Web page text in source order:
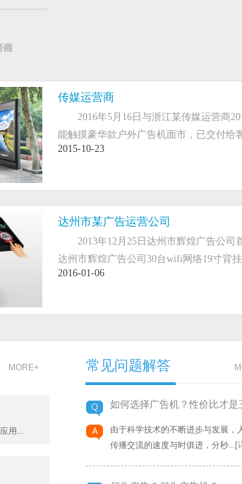
广告
单核 内置存储：主
LED液晶屏广告机单机
产品概述： 芯片组：单核 内置
码分辨率：最高支持108...
MORE+
传媒运营商
2016年5月16日与浙江某传媒运营商
能触摸豪华款户外广告机面市，已交付给
2015-10-23
达州市某广告运营公司
2013年12月25日达州市辉煌广告公司
达州市辉煌广告公司30台wifi网络19寸背挂
2016-01-06
MORE+
用...
常见问题解答
如何选择广告机？性价比才是
由于科学技术的不断进步与发展，
传播交流的速度与时俱进，分秒...[